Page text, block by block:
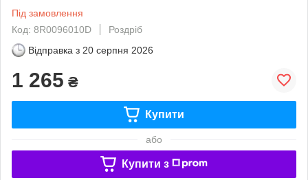
Під замовлення
Код: 8R0096010D
Роздріб
Відправка з 20 серпня 2026
1 265 ₴
Купити
або
Купити з